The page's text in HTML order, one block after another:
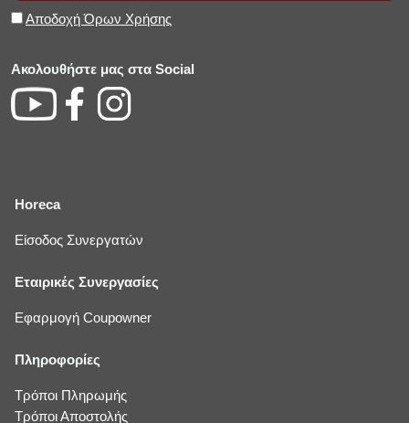
Αποδοχή Όρων Χρήσης
Ακολουθήστε μας στα Social
Horeca
Είσοδος Συνεργατών
Εταιρικές Συνεργασίες
Εφαρμογή Coupowner
Πληροφορίες
Τρόποι Πληρωμής
Τρόποι Αποστολής